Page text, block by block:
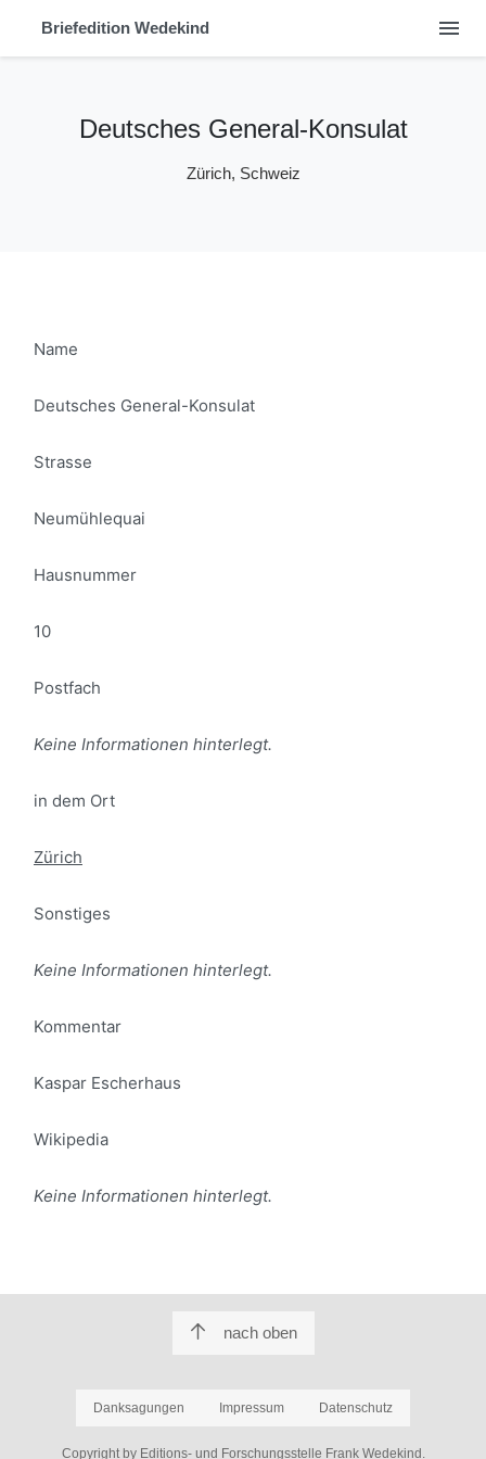
Briefedition Wedekind menu
Deutsches General-Konsulat
Zürich, Schweiz
Name
Deutsches General-Konsulat
Strasse
Neumühlequai
Hausnummer
10
Postfach
Keine Informationen hinterlegt.
in dem Ort
Zürich
Sonstiges
Keine Informationen hinterlegt.
Kommentar
Kaspar Escherhaus
Wikipedia
Keine Informationen hinterlegt.
nach oben
Danksagungen Impressum Datenschutz
Copyright by Editions- und Forschungsstelle Frank Wedekind.